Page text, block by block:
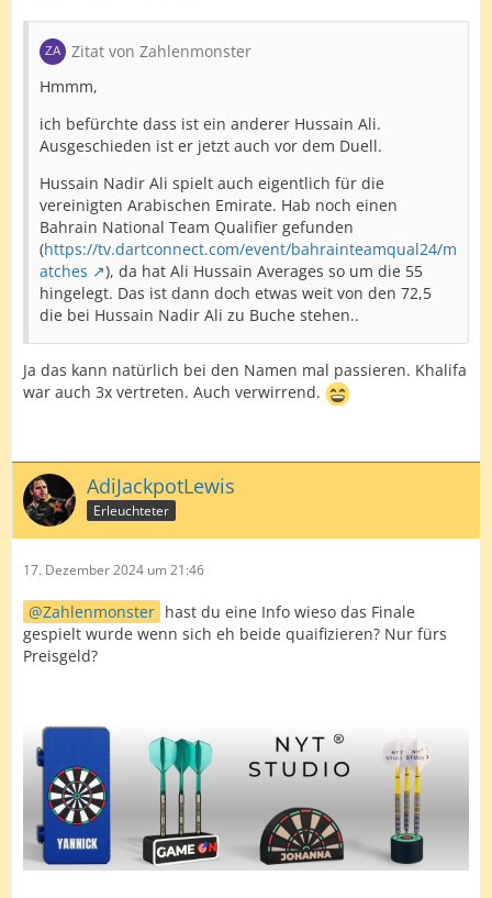
Zitat von Zahlenmonster
Hmmm,
ich befürchte dass ist ein anderer Hussain Ali.
Ausgeschieden ist er jetzt auch vor dem Duell.
Hussain Nadir Ali spielt auch eigentlich für die
vereinigten Arabischen Emirate. Hab noch einen
Bahrain National Team Qualifier gefunden
(https://tv.dartconnect.com/event/bahrainteamqual24/m
atches
), da hat Ali Hussain Averages so um die 55
hingelegt. Das ist dann doch etwas weit von den 72,5
die bei Hussain Nadir Ali zu Buche stehen..
Ja das kann natürlich bei den Namen mal passieren. Khalifa
war auch 3x vertreten. Auch verwirrend.
AdiJackpotLewis
Erleuchteter
17. Dezember 2024 um 21:46
Zahlenmonster hast du eine Info wieso das Finale
gespielt wurde wenn sich eh beide quaifizieren? Nur fürs
Preisgeld?